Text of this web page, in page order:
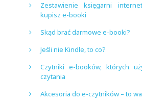
Zestawienie księgarni
kupisz e-booki
Skąd brać darmowe e-booki?
Jeśli nie Kindle, to co?
Czytniki e-booków, których
czytania
Akcesoria do e-czytników – to